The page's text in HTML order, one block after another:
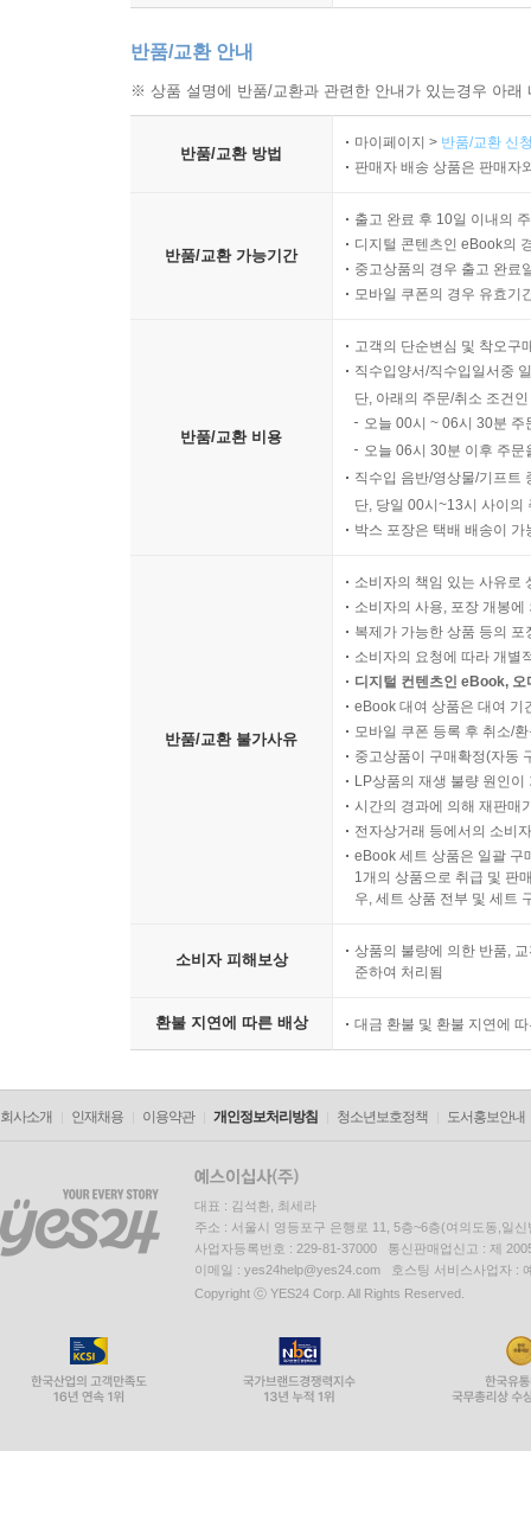
반품/교환 안내
※ 상품 설명에 반품/교환과 관련한 안내가 있는경우 아
반품/교환 방법
마이페이지 > 반품/교환 신
판매자 배송 상품은 판매자
반품/교환 가능기간
출고 완료 후 10일 이내의
디지털 콘텐츠인 eBook의
중고상품의 경우 출고 완료
모바일 쿠폰의 경우 유효기
반품/교환 비용
고객의 단순변심 및 착오구
직수입양서/직수입일서중
단, 아래의 주문/취소 조건
오늘 00시 ~ 06시 30분
오늘 06시 30분 이후 주
직수입 음반/영상물/기프트
단, 당일 00시~13시 사이의
박스 포장은 택배 배송이
반품/교환 불가사유
소비자의 책임 있는 사유로
소비자의 사용, 포장 개봉
복제가 가능한 상품 등의
소비자의 요청에 따라 개별
디지털 컨텐츠인 eBook,
eBook 대여 상품은 대여 기
모바일 쿠폰 등록 후 취소/
중고상품이 구매확정(자동
LP상품의 재생 불량 원인
시간의 경과에 의해 재판매
전자상거래 등에서의 소비
eBook 세트 상품은 일괄 구
1개의 상품으로 취급 및 판
우, 세트 상품 전부 및 세트
소비자 피해보상
상품의 불량에 의한 반품,
준하여 처리됨
환불 지연에 따른 배상 대금 환불 및 환불 지연에
회사소개 인재채용 이용약관 개인정보처리방침 청소년보호정책 도서홍보안내
대표 : 김석환, 최세라
주소 : 서울시 영등포구 은행로 11, 5층~6층(여의도동,일신
사업자등록번호 : 229-81-37000 통신판매업신고 : 제
이메일 : yes24help@yes24.com 호스팅 서비스사업자 :
Copyright ⓒ YES24 Corp. All Rights Reserved.